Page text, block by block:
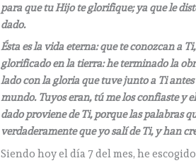
para que tu Hijo te glorifique; ya que le
dado.
Ésta es la vida eterna: que te conozcan a
glorificado en la tierra: he terminado la
lado con la gloria que tuve junto a Ti
mundo. Tuyos eran, tú me los confiaste y
dado proviene de Ti, porque las palabras
verdaderamente que yo salí de Ti, y han
Siendo hoy el día 7 del mes, he